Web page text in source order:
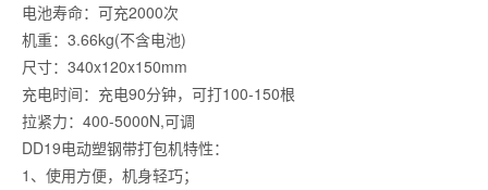
电池寿命：可充2000次
机重：3.66kg(不含电池)
尺寸：340x120x150mm
充电时间：充电90分钟，可打100-150根
拉紧力：400-5000N,可调
DD19电动塑钢带打包机特性：
1、使用方便，机身轻巧；